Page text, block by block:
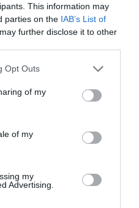
This information may
parties on the IAB’s List of
further disclose it to other
Opt Outs
of my
of my
my
Advertising.
2ª
Cinco inicial
1 - Juane Montaño ®
2 - Jaume Bartés
19 - Matias Martin